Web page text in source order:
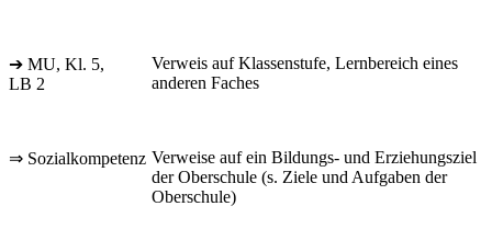
➔ MU, Kl. 5,
LB 2
Verweis auf Klassenstufe, Lernbereich eines
anderen Faches
⇒ Sozialkompetenz Verweise auf ein Bildungs- und Erziehungsziel
der Oberschule (s. Ziele und Aufgaben der
Oberschule)